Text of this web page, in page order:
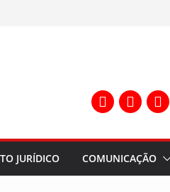
JURÍDICO COMUNICAÇÃO